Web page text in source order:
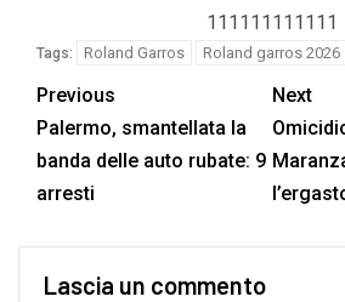
111111111111
Tags: Roland Garros Roland garros 2026
Previous
Palermo, smantellata la
banda delle auto rubate: 9
arresti
Next
Lascia un commento